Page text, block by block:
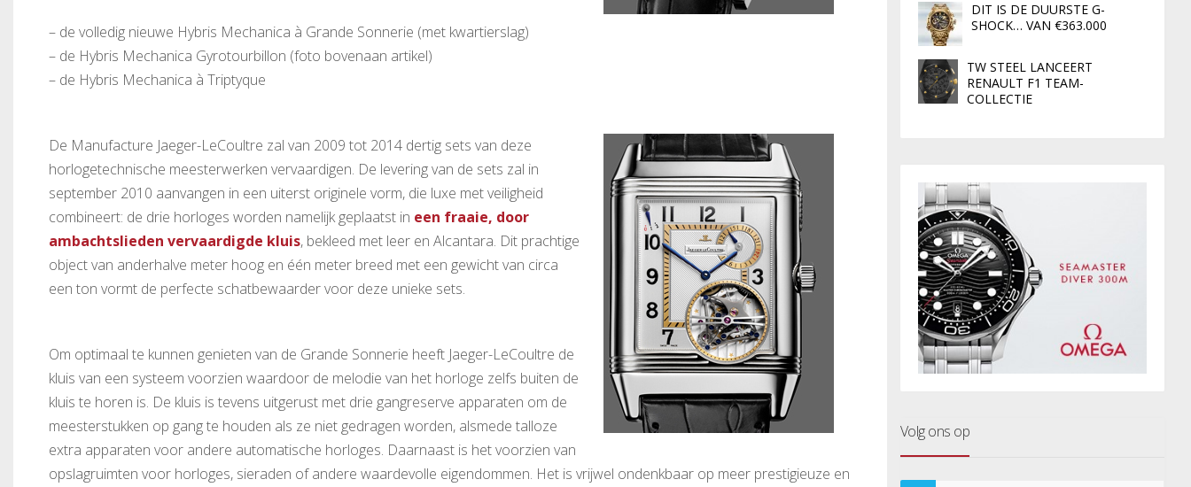
– de volledig nieuwe Hybris Mechanica à Grande Sonnerie (met kwartierslag)
– de Hybris Mechanica Gyrotourbillon (foto bovenaan artikel)
– de Hybris Mechanica à Triptyque
De Manufacture Jaeger-LeCoultre zal van 2009 tot 2014 dertig sets van deze
horlogetechnische meesterwerken vervaardigen. De levering van de sets zal in
september 2010 aanvangen in een uiterst originele vorm, die luxe met veiligheid
combineert: de drie horloges worden namelijk geplaatst in een fraaie, door
ambachtslieden vervaardigde kluis, bekleed met leer en Alcantara. Dit prachtige
object van anderhalve meter hoog en één meter breed met een gewicht van circa
een ton vormt de perfecte schatbewaarder voor deze unieke sets.
Om optimaal te kunnen genieten van de Grande Sonnerie heeft Jaeger-LeCoultre de
kluis van een systeem voorzien waardoor de melodie van het horloge zelfs buiten de
kluis te horen is. De kluis is tevens uitgerust met drie gangreserve apparaten om de
meesterstukken op gang te houden als ze niet gedragen worden, alsmede talloze
extra apparaten voor andere automatische horloges. Daarnaast is het voorzien van
opslagruimten voor horloges, sieraden of andere waardevolle eigendommen. Het is vrijwel ondenkbaar op meer prestigieuze en
DIT IS DE DUURSTE G-
SHOCK… VAN €363.000
TW STEEL LANCEERT
RENAULT F1 TEAM-
COLLECTIE
Volg ons op